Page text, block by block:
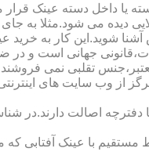
دسته عینک قرار می
دیده می شود.مثلا به
شوید.این کار به
جهانی است و در
تقلبی نمی
از وب سایت های
اصالت دارند.در
با عینک آفتابی